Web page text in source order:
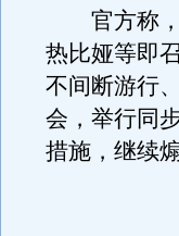
官方称，
热比娅等即
不间断游行
会，举行同
措施，继续